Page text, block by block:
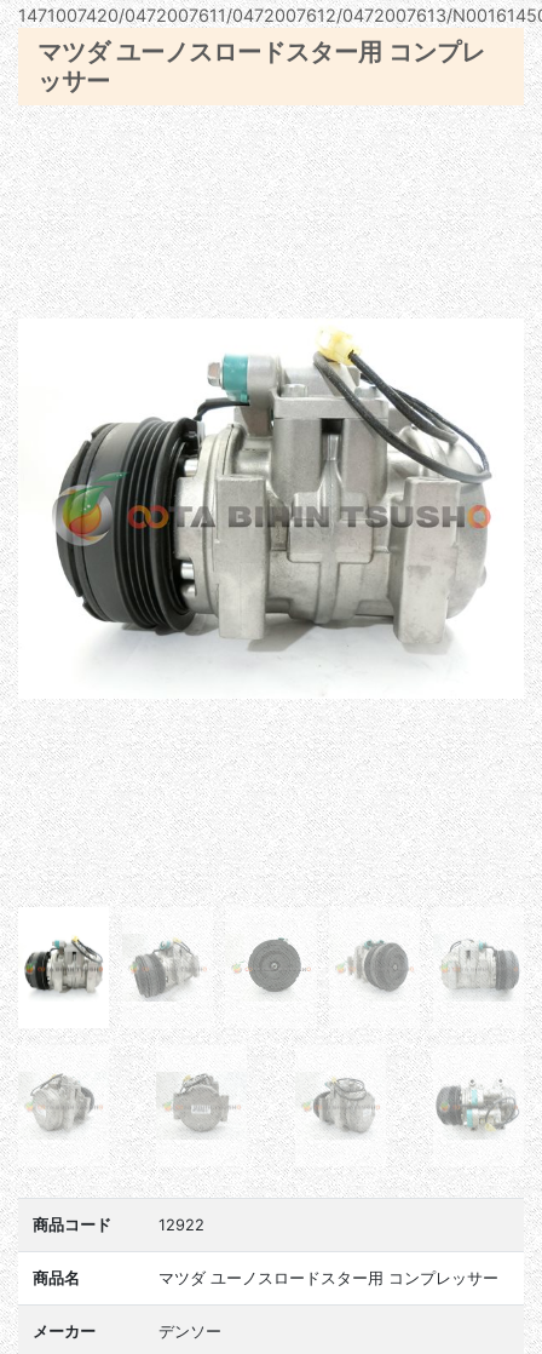
1471007420/0472007611/0472007612/0472007613/
マツダ ユーノスロードスター用 コンプレ
ッサー
商品コード 12922
商品名 マツダ ユーノスロードスター用 コンプレッサー
メーカー デンソー